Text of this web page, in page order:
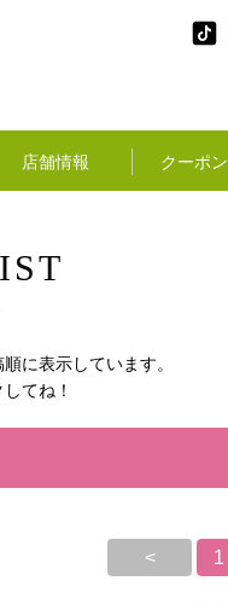
店舗情報 クーポン
に表示しています。
てね！
< 1